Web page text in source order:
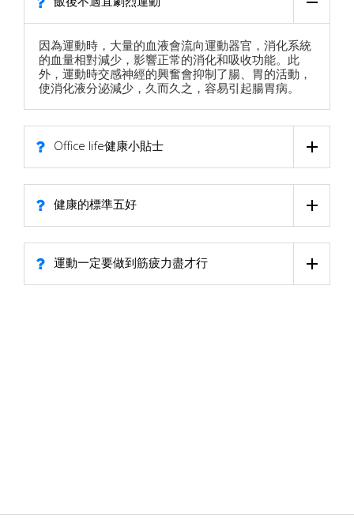
因為運動時，大量的血液會流向運動器官，消化系統
的血量相對減少，影響正常的消化和吸收功能。此
外，運動時交感神經的興奮會抑制了腸、胃的活動，
使消化液分泌減少，久而久之，容易引起腸胃病。
Office life健康小貼士
健康的標準五好
運動一定要做到筋疲力盡才行